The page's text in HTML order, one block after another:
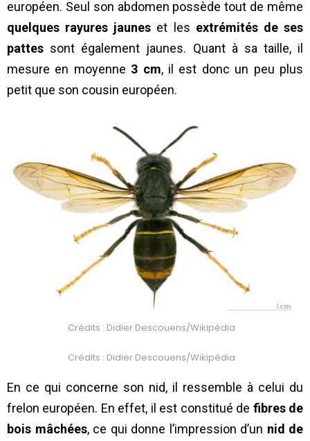
européen. Seul son abdomen possède tout de même
quelques rayures jaunes et les extrémités de ses
pattes sont également jaunes. Quant à sa taille, il
mesure en moyenne 3 cm, il est donc un peu plus
petit que son cousin européen.
Crédits : Didier Descouens/Wikipédia
Crédits : Didier Descouens/Wikipédia
En ce qui concerne son nid, il ressemble à celui du
frelon européen. En effet, il est constitué de fibres de
bois mâchées, ce qui donne l’impression d’un nid de